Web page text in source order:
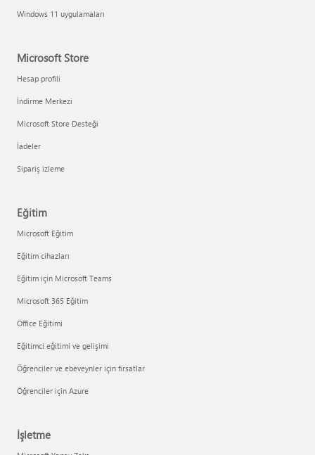
Windows 11 uygulamaları
Microsoft Store
Hesap profili
İndirme Merkezi
Microsoft Store Desteği
İadeler
Sipariş izleme
Eğitim
Microsoft Eğitim
Eğitim cihazları
Eğitim için Microsoft Teams
Microsoft 365 Eğitim
Office Eğitimi
Eğitimci eğitimi ve gelişimi
Öğrenciler ve ebeveynler için fırsatlar
Öğrenciler için Azure
İşletme